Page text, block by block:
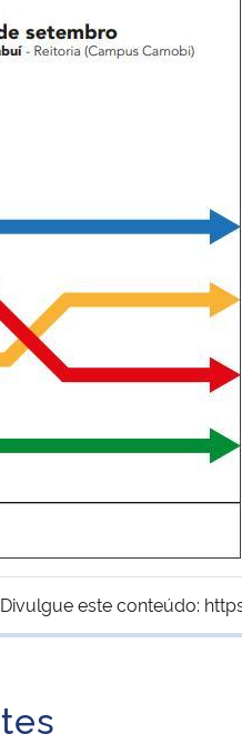
Divulgue este conteúdo: